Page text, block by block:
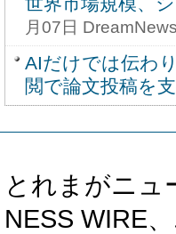
月07日 DreamNews
AIだけでは伝わ
閲で論文投稿を
とれまがニュ
NESS WIRE